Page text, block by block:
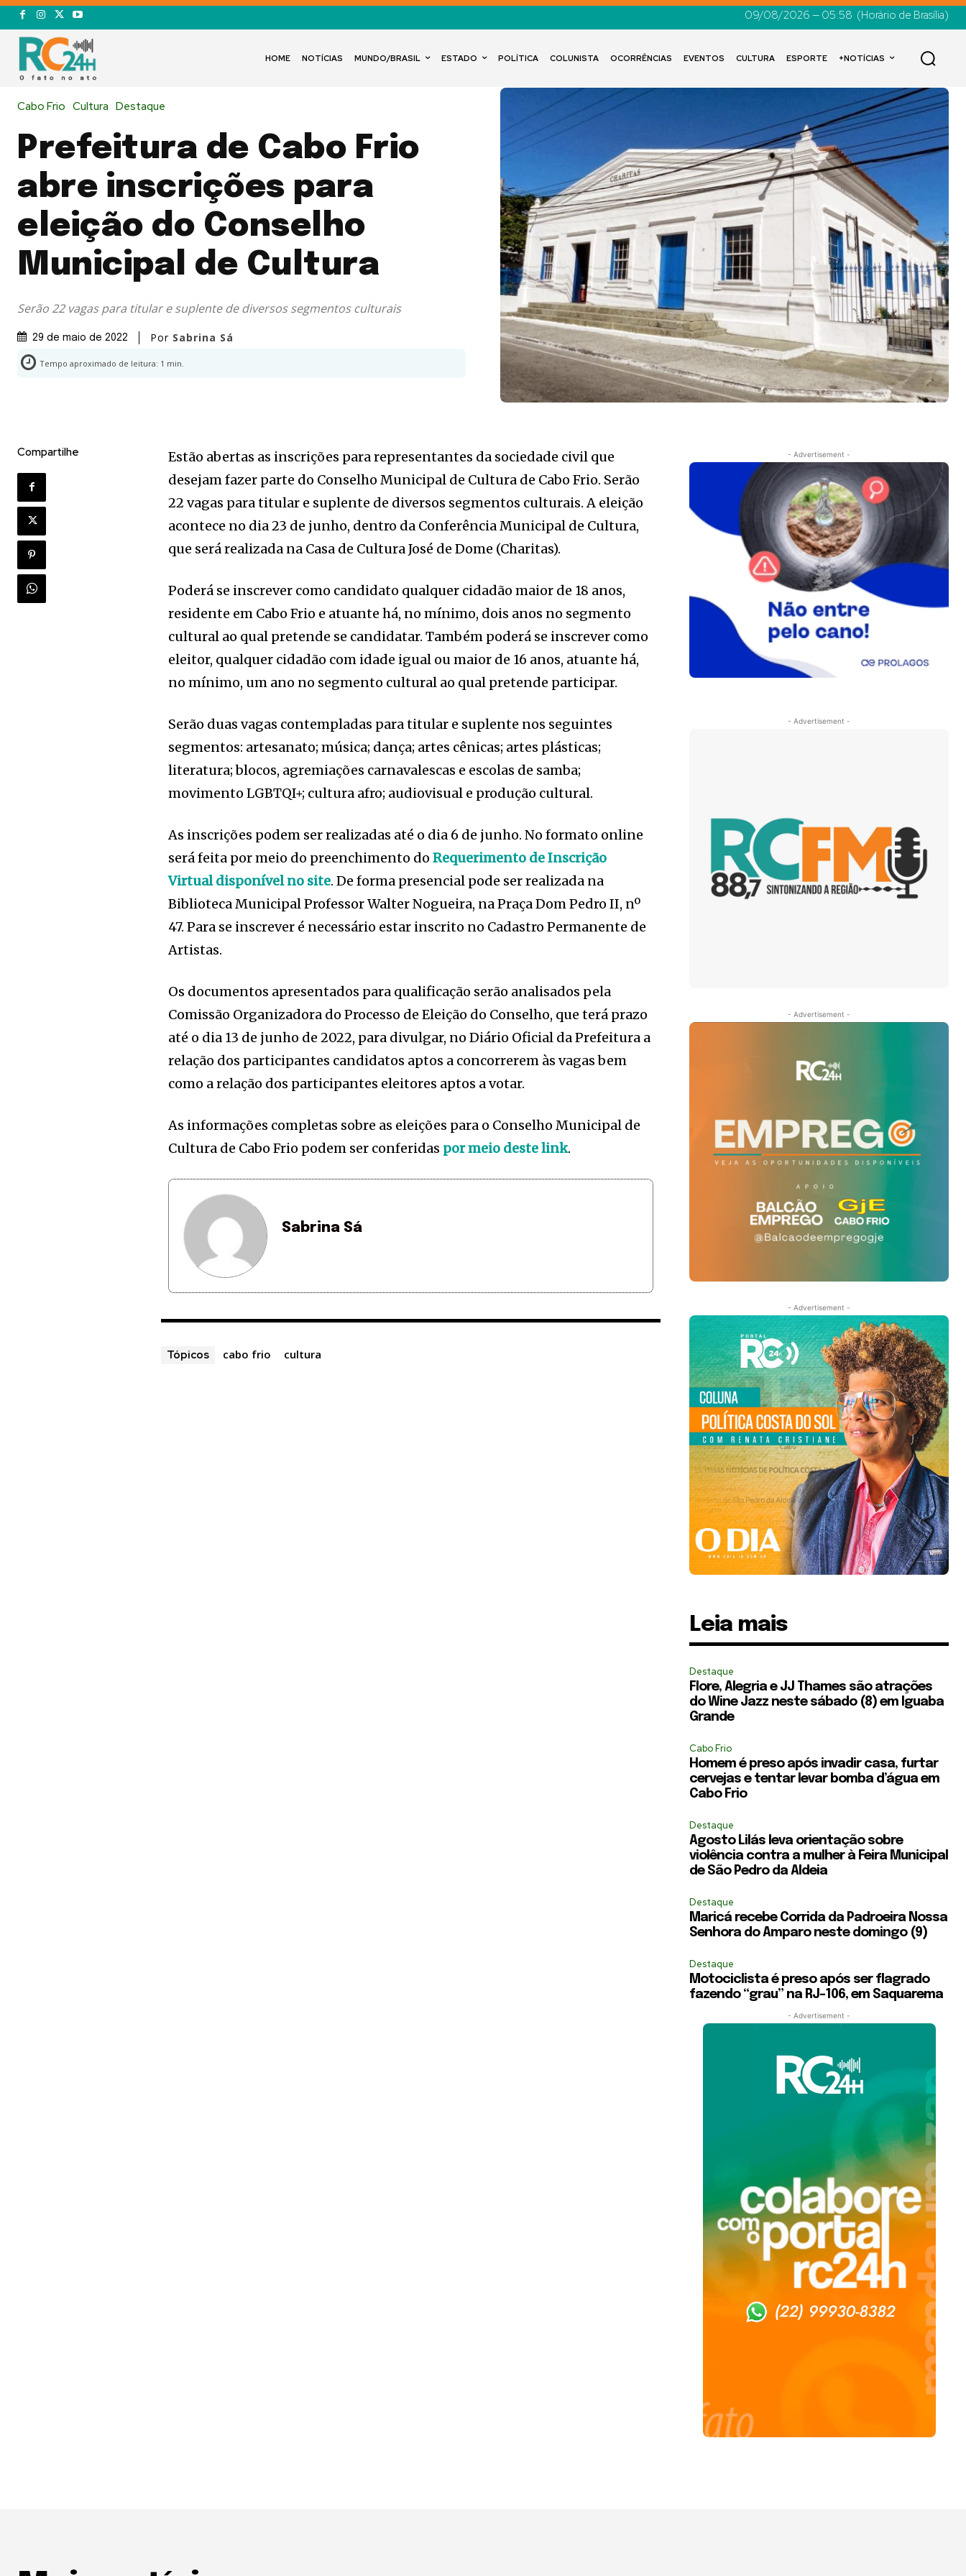
09/08/2026 — 05:58 (Horário de Brasília)
HOME NOTÍCIAS MUNDO/BRASIL ESTADO POLÍTICA COLUNISTA OCORRÊNCIAS EVENTOS CULTURA ESPORTE +NOTÍCIAS
Cabo Frio Cultura Destaque
Prefeitura de Cabo Frio
abre inscrições para
eleição do Conselho
Municipal de Cultura
Serão 22 vagas para titular e suplente de diversos segmentos culturais
29 de maio de 2022 Por Sabrina Sá
Tempo aproximado de leitura: 1 min.
Compartilhe
Estão abertas as inscrições para representantes da sociedade civil que
desejam fazer parte do Conselho Municipal de Cultura de Cabo Frio. Serão
22 vagas para titular e suplente de diversos segmentos culturais. A eleição
acontece no dia 23 de junho, dentro da Conferência Municipal de Cultura,
que será realizada na Casa de Cultura José de Dome (Charitas).
Poderá se inscrever como candidato qualquer cidadão maior de 18 anos,
residente em Cabo Frio e atuante há, no mínimo, dois anos no segmento
cultural ao qual pretende se candidatar. Também poderá se inscrever como
eleitor, qualquer cidadão com idade igual ou maior de 16 anos, atuante há,
no mínimo, um ano no segmento cultural ao qual pretende participar.
Serão duas vagas contempladas para titular e suplente nos seguintes
segmentos: artesanato; música; dança; artes cênicas; artes plásticas;
literatura; blocos, agremiações carnavalescas e escolas de samba;
movimento LGBTQI+; cultura afro; audiovisual e produção cultural.
As inscrições podem ser realizadas até o dia 6 de junho. No formato online
será feita por meio do preenchimento doRequerimento de Inscrição
Virtual disponível no site. De forma presencial pode ser realizada na
Biblioteca Municipal Professor Walter Nogueira, na Praça Dom Pedro II, nº
47. Para se inscrever é necessário estar inscrito no Cadastro Permanente de
Artistas.
Os documentos apresentados para qualificação serão analisados pela
Comissão Organizadora do Processo de Eleição do Conselho, que terá prazo
até o dia 13 de junho de 2022, para divulgar, no Diário Oficial da Prefeitura a
relação dos participantes candidatos aptos a concorrerem às vagas bem
como a relação dos participantes eleitores aptos a votar.
As informações completas sobre as eleições para o Conselho Municipal de
Cultura de Cabo Frio podem ser conferidas por meio deste link.
Sabrina Sá
Tópicos cabo frio cultura
- Advertisement -
- Advertisement -
- Advertisement -
- Advertisement -
Leia mais
Destaque
Flore, Alegria e JJ Thames são atrações
do Wine Jazz neste sábado (8) em Iguaba
Grande
Cabo Frio
Homem é preso após invadir casa, furtar
cervejas e tentar levar bomba d’água em
Cabo Frio
Destaque
Agosto Lilás leva orientação sobre
violência contra a mulher à Feira Municipal
de São Pedro da Aldeia
Destaque
Maricá recebe Corrida da Padroeira Nossa
Senhora do Amparo neste domingo (9)
Destaque
Motociclista é preso após ser flagrado
fazendo “grau” na RJ-106, em Saquarema
- Advertisement -